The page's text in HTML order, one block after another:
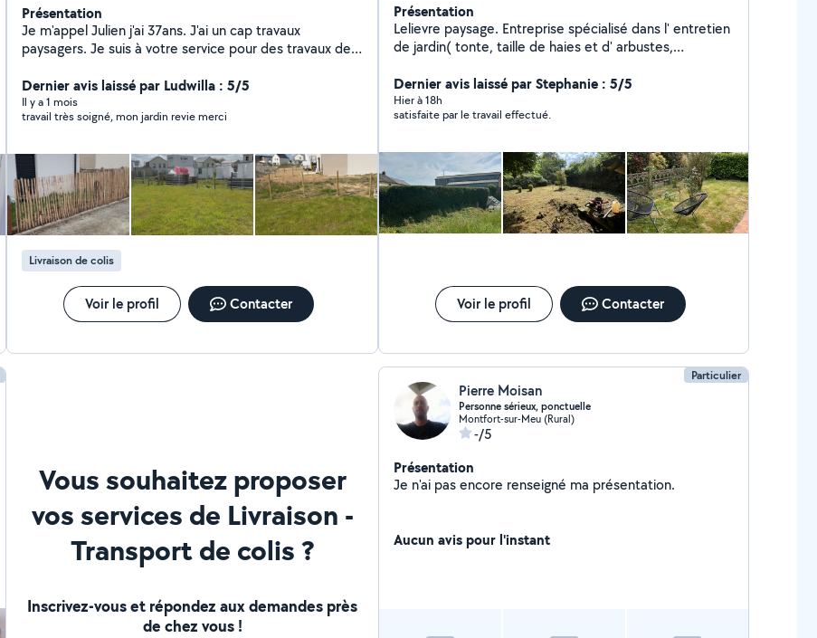
Présentation
Je m'appel Julien j'ai 37ans. J'ai un cap travaux
paysagers. Je suis à votre service pour des travaux de
haie, élagage, pose de gazon synthétique, pose de
clôture) ou tous autre entretien de jardin. Je suis aussi
à l'aise avec la peinture, nettoyage, pose d'étagères,
Dernier avis laissé par Ludwilla : 5/5
Il y a 1 mois
travail très soigné, mon jardin revie merci
Livraison de colis
Voir le profil Contacter
Présentation
Lelievre paysage. Entreprise spécialisé dans l' entretien
de jardin( tonte, taille de haies et d' arbustes,
de jardin ( création de massifs, plantations, retenue de
terre, clôture..) N' hésiter surtout pas à me contacter
Service à la personne possible pour les prestation d'
Dernier avis laissé par Stephanie : 5/5
Hier à 18h
satisfaite par le travail effectué.
Voir le profil Contacter
Vous souhaitez proposer
vos services de Livraison -
Transport de colis ?
Inscrivez-vous et répondez aux demandes près
de chez vous !
Particulier
Pierre Moisan
Personne sérieux, ponctuelle
Montfort-sur-Meu (Rural)
-/5
Présentation
Je n'ai pas encore renseigné ma présentation.
Aucun avis pour l'instant